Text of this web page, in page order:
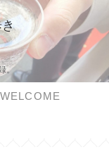
。
WELCOME